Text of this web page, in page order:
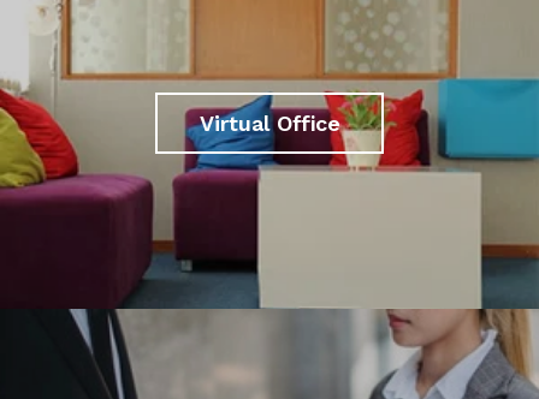
Virtual Office